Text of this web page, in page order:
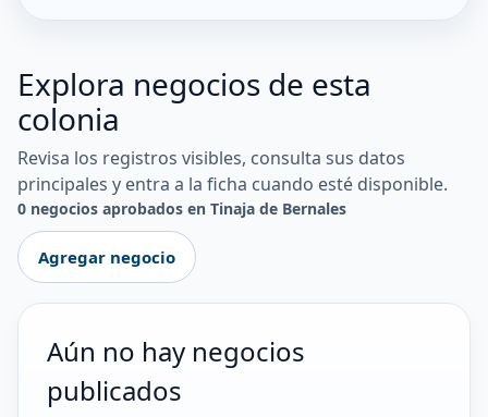
Explora negocios de esta
colonia
Revisa los registros visibles, consulta sus datos
principales y entra a la ficha cuando esté disponible.
0 negocios aprobados en Tinaja de Bernales
Agregar negocio
Aún no hay negocios
publicados